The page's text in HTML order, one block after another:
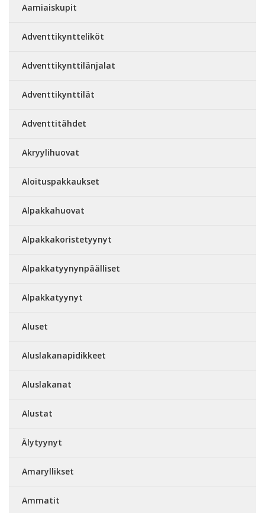
Aamiaiskupit
Adventtikyntteliköt
Adventtikynttilänjalat
Adventtikynttilät
Adventtitähdet
Akryylihuovat
Aloituspakkaukset
Alpakkahuovat
Alpakkakoristetyynyt
Alpakkatyynynpäälliset
Alpakkatyynyt
Aluset
Aluslakanapidikkeet
Aluslakanat
Alustat
Älytyynyt
Amaryllikset
Ammatit